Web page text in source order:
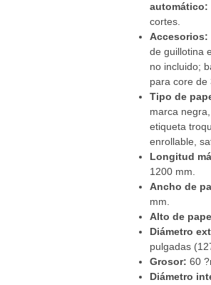
automático:
cortes.
Accesorios:
de guillotina
no incluido;
para core de
Tipo de
marca
etiqueta
enrollable,
Longitud
1200 mm.
Ancho de
mm.
Alto de
Diámetro
pulgadas
Grosor: 60
Diámetro